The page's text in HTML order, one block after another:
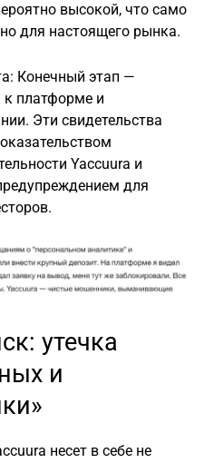
высокой, что само
для настоящего рынка.
Конечный этап —
к платформе и
Эти свидетельства
Yaccuura и
для
утечка
и
несет в себе не